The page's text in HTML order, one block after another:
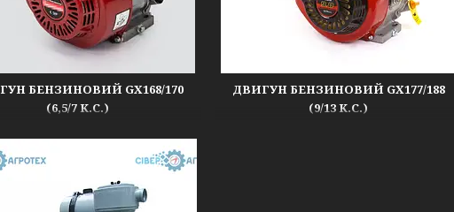
БЕНЗИНОВИЙ GX168/170
(6,5/7 К.С.)
ДВИГУН БЕНЗИНОВИЙ GX177/188
(9/13 К.С.)